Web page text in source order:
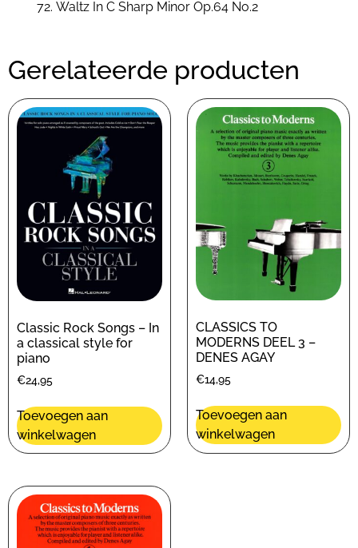
Waltz In C Sharp Minor Op.64 No.2
Gerelateerde producten
Classic Rock Songs – In
a classical style for
piano
€24,95
Toevoegen aan
winkelwagen
CLASSICS TO
MODERNS DEEL 3 –
DENES AGAY
€14,95
Toevoegen aan
winkelwagen